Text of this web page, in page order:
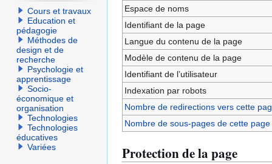
Espace de noms
Identifiant de la page
Langue du contenu de la page
Modèle de contenu de la page
Identifiant de l’utilisateur
Indexation par robots
Nombre de redirections vers cette
Nombre de sous-pages de cette page
Protection de la page
Cours et travaux
Education et
pédagogie
Méthodes de
design et de
recherche
Psychologie et
apprentissage
Socio-
économique et
organisation
Technologies
Technologies
éducatives
Variées